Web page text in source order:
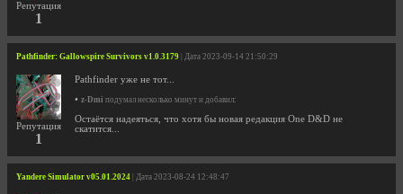
Репутация
1
Pathfinder: Gallowspire Survivors v1.0.3179 | Дата 2023-09-14 21:50:29
Репутация
1
Pathfinder уже не тот...
• z-Dmi подумал несколько минут и добавил:
Остаётся надеяться, что хотя бы новая редакция One D&D не
скатится...
Yandere Simulator v05.01.2024 | Дата 2023-08-24 12:48:47